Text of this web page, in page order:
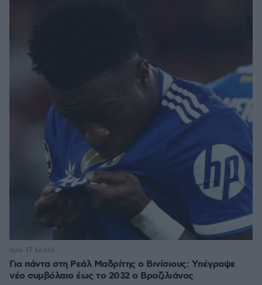
Για πάντα στη Ρεάλ Μαδρίτης ο Βινίσιους: Yπέγραψε
νέο συμβόλαιο έως το 2032 ο Βραζιλιάνος
πριν 17 λεπτά